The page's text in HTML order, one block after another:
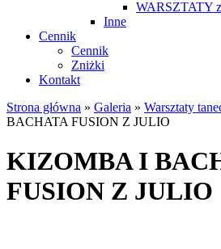
WARSZTATY
Inne
Cennik
Cennik
Zniżki
Kontakt
Strona główna » Galeria » Warsztaty
BACHATA FUSION Z JULIO
KIZOMBA I
FUSION Z JULIO